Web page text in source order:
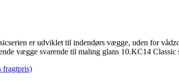
er udviklet til indendørs vægge, uden for
vægge svarende til maling glans 10.KC14 Classic
fragtpris)